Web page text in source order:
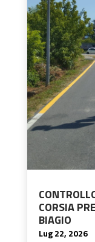
CORSIA
BIAGIO
Lug 22, 2026